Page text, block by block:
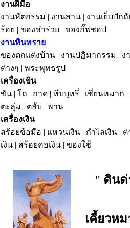
งานฝีมือ
งานหัตกรรม | งานสาน | งานเย็บปัก
ร้อย | ของชำร่วย | ของกิ๊ฟชอป
งานหินทราย
ของตกแต่งบ้าน | งานปฏิมากรรม | ง
ต่างๆ | พระพุทธรูป
เครื่องเขิน
ขัน | โถ | ถาด | หีบบุหรี่ | เชี่ยนหมาก |
ตะลุ่ม | ตลับ | พาน
เครื่องเงิน
สร้อยข้อมือ | แหวนเงิน | กำไลเงิน | ต่
เงิน | สร้อยคอเงิน | ของใช้
" ดินด่
เคี้ยวห